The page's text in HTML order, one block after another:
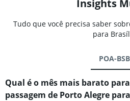
Insights
Tudo que você precisa saber
para
POA-BSB
Qual é o mês mais barato
passagem de Porto Alegre